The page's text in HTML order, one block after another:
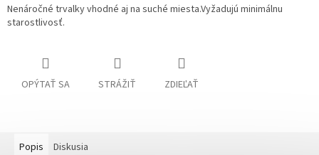
Nenáročné trvalky vhodné aj na suché miesta.Vyžadujú minimálnu
starostlivosť.
OPÝTAŤ SA STRÁŽIŤ ZDIEĽAŤ
Popis Diskusia